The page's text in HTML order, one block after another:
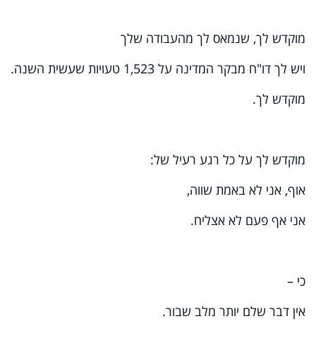
מוקדש לך, שנמאס לך מהעבודה שלך
ויש לך דו"ח מבקר המדינה על 1,523 טעויות שעשית השנה.
מוקדש לך.
מוקדש לך על כל רגע רעיל של:
אוף, אני לא באמת שווה,
אני אף פעם לא אצליח.
כי –
אין דבר שלם יותר מלב שבור.